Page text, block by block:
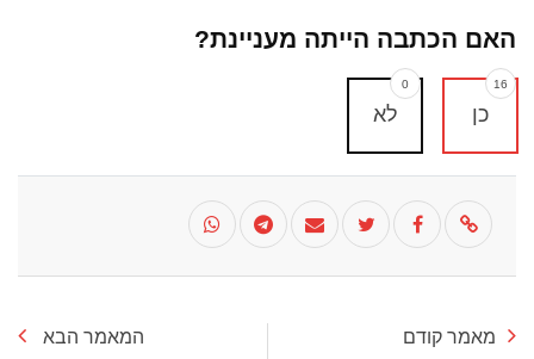
האם הכתבה הייתה מעניינת?
כן
16
לא
0
מאמר קודם המאמר הבא